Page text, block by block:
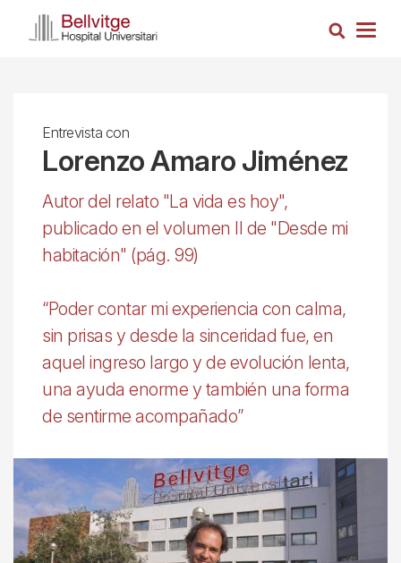
Busca
Entrevista con
Lorenzo Amaro Jiménez
Autor del relato "La vida es hoy",
publicado en el volumen II de "Desde mi
habitación" (pág. 99)
“Poder contar mi experiencia con calma,
sin prisas y desde la sinceridad fue, en
aquel ingreso largo y de evolución lenta,
una ayuda enorme y también una forma
de sentirme acompañado”